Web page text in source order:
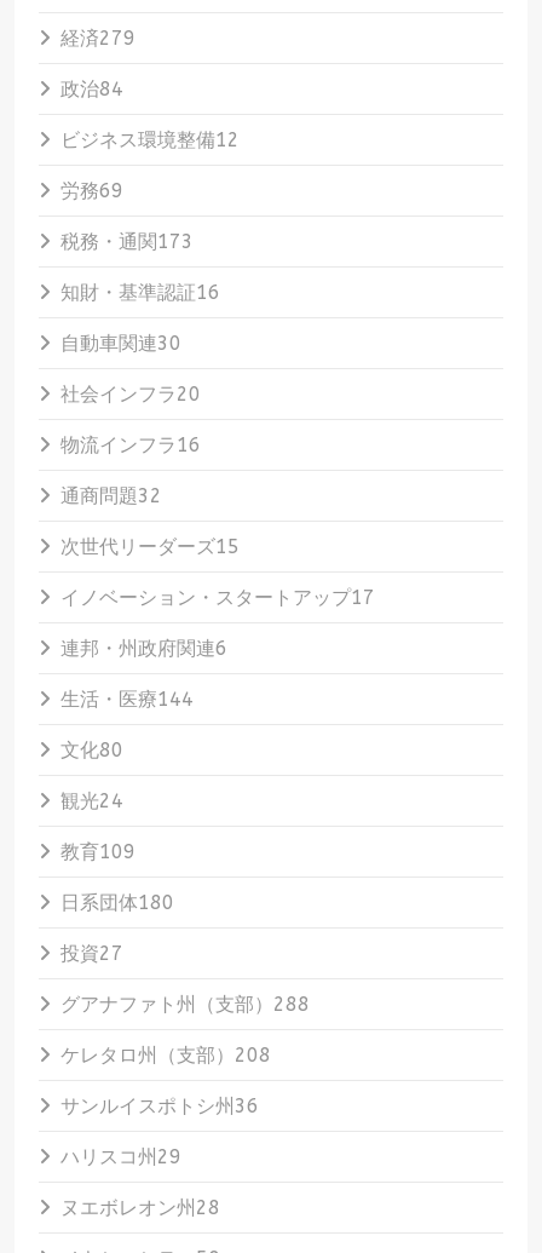
経済279
政治84
ビジネス環境整備12
労務69
税務・通関173
知財・基準認証16
自動車関連30
社会インフラ20
物流インフラ16
通商問題32
次世代リーダーズ15
イノベーション・スタートアップ17
連邦・州政府関連6
生活・医療144
文化80
観光24
教育109
日系団体180
投資27
グアナファト州（支部） 288
ケレタロ州（支部） 208
サンルイスポトシ州 36
ハリスコ州 29
ヌエボレオン州 28